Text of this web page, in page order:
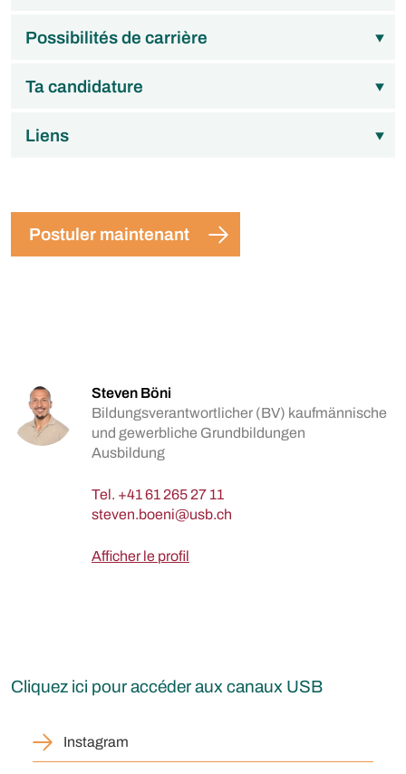
Possibilités de carrière
Ta candidature
Liens
Postuler maintenant
Steven Böni
Bildungsverantwortlicher (BV) kaufmännische
und gewerbliche Grundbildungen
Ausbildung
Tel. +41 61 265 27 11
Afficher le profil
Cliquez ici pour accéder aux canaux USB
Instagram